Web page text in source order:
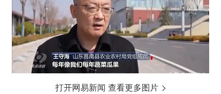
打开网易新闻 查看更多图片